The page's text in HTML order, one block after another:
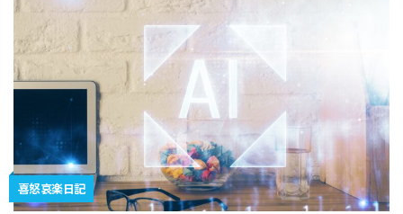
喜怒哀楽日記